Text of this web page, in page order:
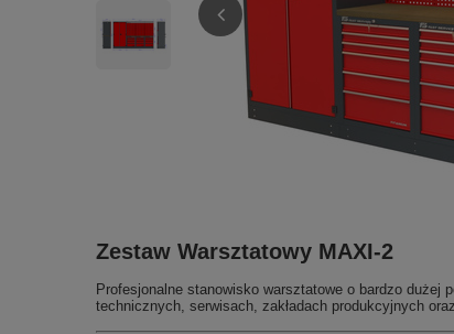
Zestaw Warsztatowy MAXI-2
Profesjonalne stanowisko warsztatowe o bardzo
technicznych, serwisach, zakładach produkcyjnych